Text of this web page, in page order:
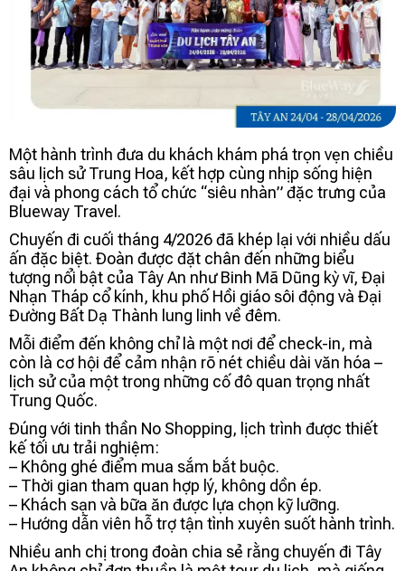
Một hành trình đưa du khách khám phá trọn vẹn chiều
sâu lịch sử Trung Hoa, kết hợp cùng nhịp sống hiện
đại và phong cách tổ chức “siêu nhàn” đặc trưng của
Blueway Travel.
Chuyến đi cuối tháng 4/2026 đã khép lại với nhiều dấu
ấn đặc biệt. Đoàn được đặt chân đến những biểu
tượng nổi bật của Tây An như Binh Mã Dũng kỳ vĩ, Đại
Nhạn Tháp cổ kính, khu phố Hồi giáo sôi động và Đại
Đường Bất Dạ Thành lung linh về đêm.
Mỗi điểm đến không chỉ là một nơi để check-in, mà
còn là cơ hội để cảm nhận rõ nét chiều dài văn hóa –
lịch sử của một trong những cố đô quan trọng nhất
Trung Quốc.
Đúng với tinh thần No Shopping, lịch trình được thiết
kế tối ưu trải nghiệm:
– Không ghé điểm mua sắm bắt buộc.
– Thời gian tham quan hợp lý, không dồn ép.
– Khách sạn và bữa ăn được lựa chọn kỹ lưỡng.
– Hướng dẫn viên hỗ trợ tận tình xuyên suốt hành trình.
Nhiều anh chị trong đoàn chia sẻ rằng chuyến đi Tây